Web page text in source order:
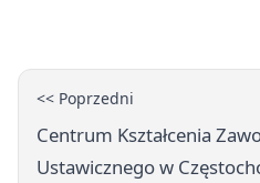
<< Poprzedni
Centrum Kształcenia
Ustawicznego w